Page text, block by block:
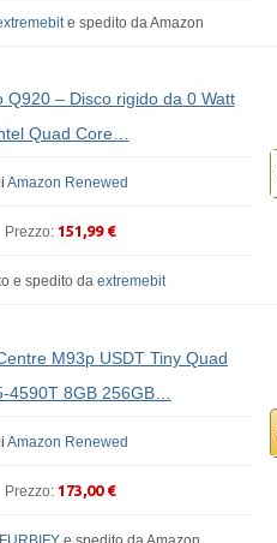
e spedito da Amazon
Q920 – Disco rigido da 0 Watt
Quad Core…
Amazon Renewed
Prezzo: 151,99 €
e spedito da extremebit
M93p USDT Tiny Quad
4590T 8GB 256GB…
Amazon Renewed
Prezzo: 173,00 €